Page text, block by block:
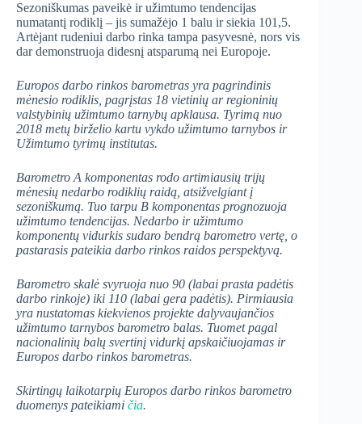
Sezoniškumas paveikė ir užimtumo tendencijas
numatantį rodiklį – jis sumažėjo 1 balu ir siekia 101,5.
Artėjant rudeniui darbo rinka tampa pasyvesnė, nors vis
dar demonstruoja didesnį atsparumą nei Europoje.
Europos darbo rinkos barometras yra pagrindinis
mėnesio rodiklis, pagrįstas 18 vietinių ar regioninių
valstybinių užimtumo tarnybų apklausa. Tyrimą nuo
2018 metų birželio kartu vykdo užimtumo tarnybos ir
Užimtumo tyrimų institutas.
Barometro A komponentas rodo artimiausių trijų
mėnesių nedarbo rodiklių raidą, atsižvelgiant į
sezoniškumą. Tuo tarpu B komponentas prognozuoja
užimtumo tendencijas. Nedarbo ir užimtumo
komponentų vidurkis sudaro bendrą barometro vertę, o
pastarasis pateikia darbo rinkos raidos perspektyvą.
Barometro skalė svyruoja nuo 90 (labai prasta padėtis
darbo rinkoje) iki 110 (labai gera padėtis). Pirmiausia
yra nustatomas kiekvienos projekte dalyvaujančios
užimtumo tarnybos barometro balas. Tuomet pagal
nacionalinių balų svertinį vidurkį apskaičiuojamas ir
Europos darbo rinkos barometras.
Skirtingų laikotarpių Europos darbo rinkos barometro
duomenys pateikiami čia.